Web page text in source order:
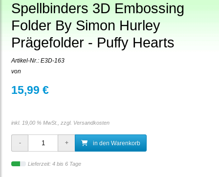
Spellbinders 3D Embossing
Folder By Simon Hurley
Prägefolder - Puffy Hearts
Artikel-Nr.: E3D-163
von
15,99 €
inkl. 19,00 % MwSt., zzgl. Versandkosten
in den Warenkorb
Lieferzeit: 4 bis 6 Tage